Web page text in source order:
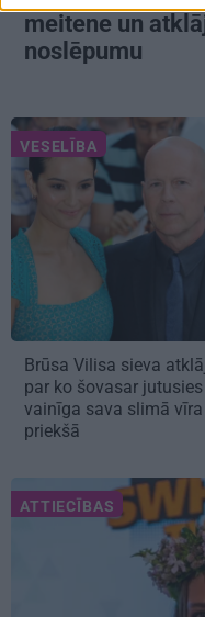
meitene un
noslēpumu
VESELĪBA
Brūsa Vilisa sieva
par ko šovasar jutusies
vainīga sava slimā vīra
priekšā
ATTIECĪBAS